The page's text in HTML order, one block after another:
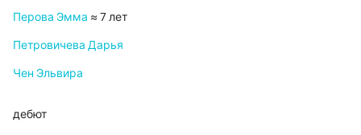
Перова Эмма ≈ 7 лет
Петровичева Дарья
Чен Эльвира
дебют